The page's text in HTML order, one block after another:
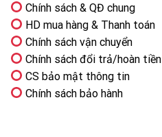
Chính sách & QĐ chung
HD mua hàng & Thanh toán
Chính sách vận chuyển
Chính sách đổi trả/hoàn tiền
CS bảo mật thông tin
Chính sách bảo hành